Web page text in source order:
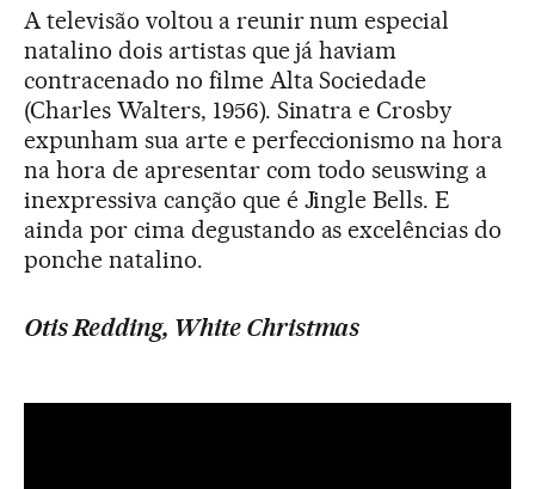
A televisão voltou a reunir num especial
natalino dois artistas que já haviam
contracenado no filme Alta Sociedade
(Charles Walters, 1956). Sinatra e Crosby
expunham sua arte e perfeccionismo na hora
na hora de apresentar com todo seuswing a
inexpressiva canção que é Jingle Bells. E
ainda por cima degustando as excelências do
ponche natalino.
Otis Redding, White Christmas